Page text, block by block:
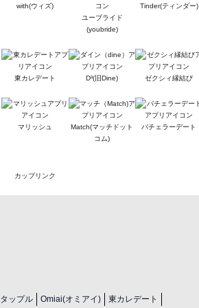
with(ウィズ)
ユーブライド
(youbride)
Tinder(ティンダー)
東カレデート D³(旧Dine) ゼクシィ縁結び
マリッシュ
Match(マッチドット
コム)
バチェラーデート
カップリンク
タップル Omiai(オミアイ) 東カレデート